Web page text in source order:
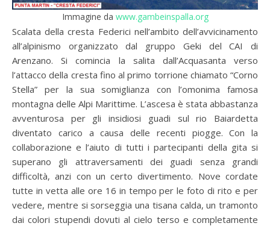
Immagine da www.gambeinspalla.org
Scalata della cresta Federici nell’ambito dell’avvicinamento
all’alpinismo organizzato dal gruppo Geki del CAI di
Arenzano. Si comincia la salita dall’Acquasanta verso
l’attacco della cresta fino al primo torrione chiamato “Corno
Stella” per la sua somiglianza con l’omonima famosa
montagna delle Alpi Marittime. L’ascesa è stata abbastanza
avventurosa per gli insidiosi guadi sul rio Baiardetta
diventato carico a causa delle recenti piogge. Con la
collaborazione e l’aiuto di tutti i partecipanti della gita si
superano gli attraversamenti dei guadi senza grandi
difficoltà, anzi con un certo divertimento. Nove cordate
tutte in vetta alle ore 16 in tempo per le foto di rito e per
vedere, mentre si sorseggia una tisana calda, un tramonto
dai colori stupendi dovuti al cielo terso e completamente